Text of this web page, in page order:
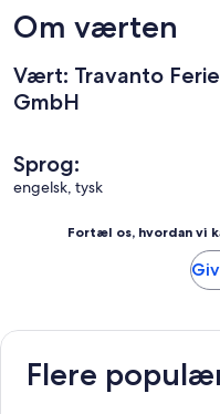
Om værten
Vært: Travanto
GmbH
Sprog:
engelsk, tysk
Fortæl os, hvordan vi
Flere